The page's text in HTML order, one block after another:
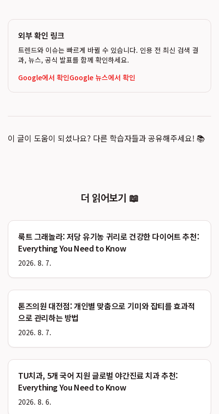
외부 확인 링크
트렌드와 이슈는 빠르게 바뀔 수 있습니다. 인용 전 최신 검색 결
과, 뉴스, 공식 발표를 함께 확인하세요.
Google에서 확인Google 뉴스에서 확인
이 글이 도움이 되셨나요? 다른 학습자들과 공유해주세요! 📚
더 읽어보기 📖
룩트 그래놀라: 저당 유기농 귀리로 건강한 다이어트 추천:
Everything You Need to Know
2026. 8. 7.
톤즈의원 대전점: 개인별 맞춤으로 기미와 잡티를 효과적
으로 관리하는 방법
2026. 8. 7.
TU치과, 5개 국어 지원 글로벌 야간진료 치과 추천:
Everything You Need to Know
2026. 8. 6.